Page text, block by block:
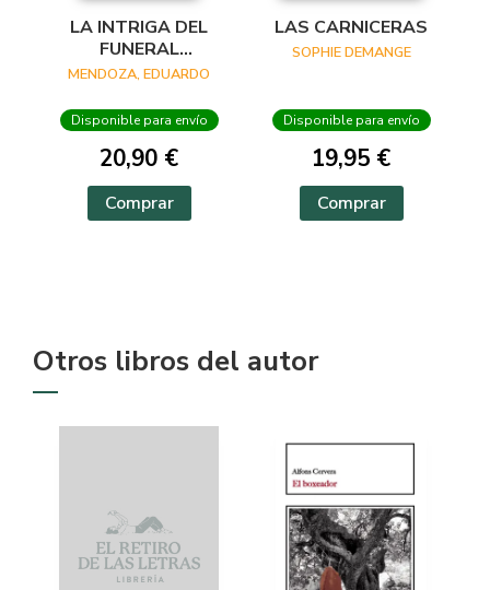
LA INTRIGA DEL
FUNERAL
INCONVENIENTE
MENDOZA, EDUARDO
Disponible para envío
20,90 €
Comprar
LAS CARNICERAS
SOPHIE DEMANGE
Disponible para envío
19,95 €
Comprar
Otros libros del autor